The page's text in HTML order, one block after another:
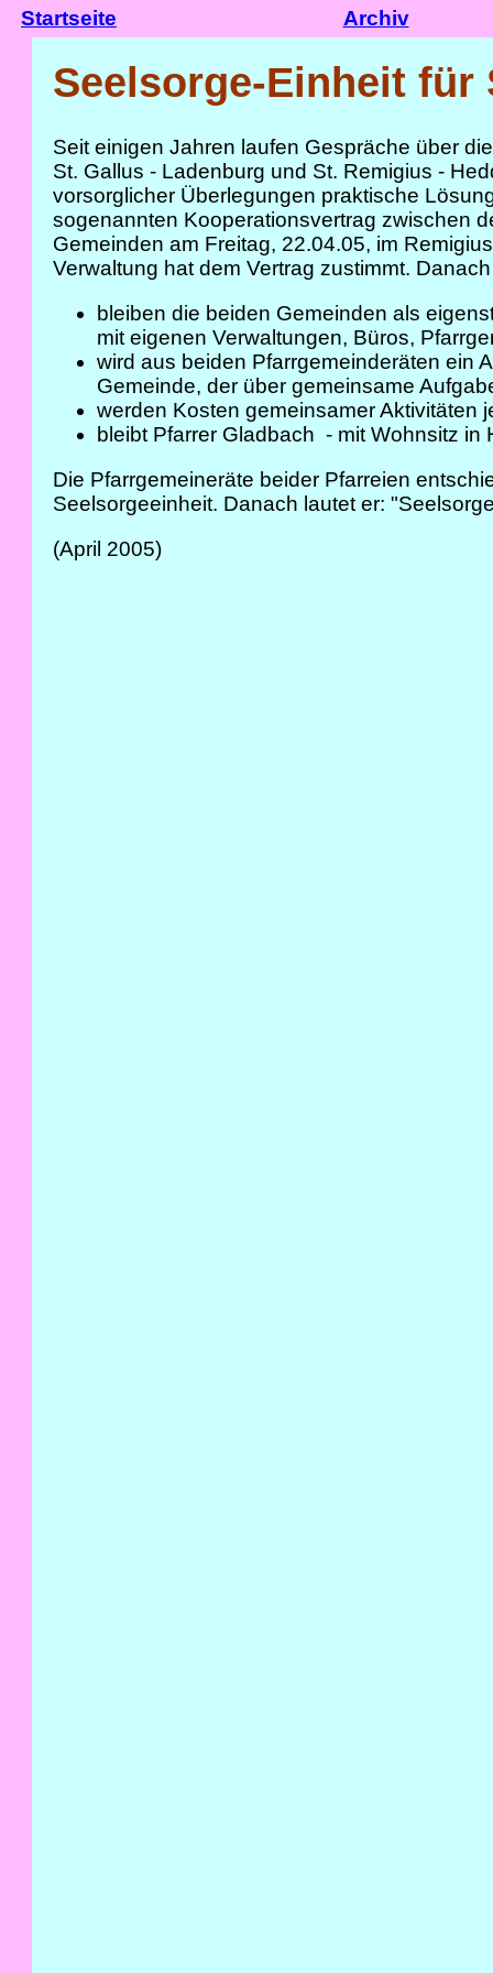
Startseite Archiv
Seelsorge-Einheit für
Seit einigen Jahren laufen Gespräche über
St. Gallus - Ladenburg und St. Remigius -
vorsorglicher Überlegungen praktische
sogenannten Kooperationsvertrag zwischen
Gemeinden am Freitag, 22.04.05, im
Verwaltung hat dem Vertrag zustimmt. Danach
bleiben die beiden Gemeinden als
mit eigenen Verwaltungen, Büros,
wird aus beiden Pfarrgemeinderäten ein
Gemeinde, der über gemeinsame
werden Kosten gemeinsamer Aktivitäten
bleibt Pfarrer Gladbach - mit Wohnsitz
Die Pfarrgemeineräte beider Pfarreien
Seelsorgeeinheit. Danach lautet er:
(April 2005)